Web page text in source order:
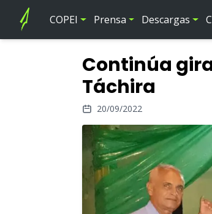
COPEI Prensa Descargas
Continúa
Táchira
20/09/2022